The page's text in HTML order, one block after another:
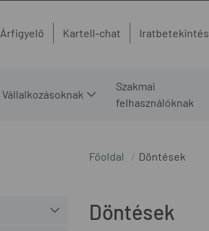
Árfigyelő Kartell-chat Iratbetekintés
Vállalkozásoknak
Szakmai
felhasználóknak
Főoldal Döntések
Döntések